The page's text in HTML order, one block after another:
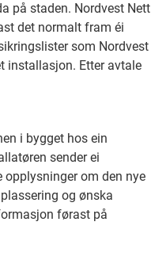
på staden. Nordvest Nett
det normalt fram éi
som Nordvest
installasjon. Etter avtale
i bygget hos ein
sender ei
om den nye
og ønska
førast på